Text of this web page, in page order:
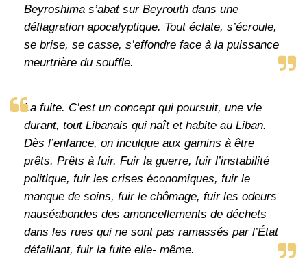
Beyroshima s’abat sur Beyrouth dans une
déflagration apocalyptique. Tout éclate, s’écroule,
se brise, se casse, s’effondre face à la puissance
meurtrière du souffle.
La fuite. C’est un concept qui poursuit, une vie
durant, tout Libanais qui naît et habite au Liban.
Dès l’enfance, on inculque aux gamins à être
prêts. Prêts à fuir. Fuir la guerre, fuir l’instabilité
politique, fuir les crises économiques, fuir le
manque de soins, fuir le chômage, fuir les odeurs
nauséabondes des amoncellements de déchets
dans les rues qui ne sont pas ramassés par l’État
défaillant, fuir la fuite elle- même.